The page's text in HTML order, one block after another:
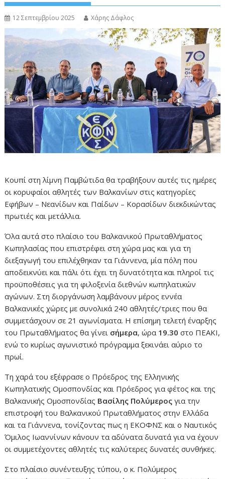
12 Σεπτεμβρίου 2025 Χάρης Δάφλος
Κουπί στη λίμνη Παμβώτιδα θα τραβήξουν αυτές τις ημέρες
οι κορυφαίοι αθλητές των Βαλκανίων στις κατηγορίες
Εφήβων – Νεανίδων και Παίδων – Κορασίδων διεκδικώντας
πρωτιές και μετάλλια.
Όλα αυτά στο πλαίσιο του Βαλκανικού Πρωταθλήματος
Κωπηλασίας που επιστρέφει στη χώρα μας και για τη
διεξαγωγή του επιλέχθηκαν τα Γιάννενα, μία πόλη που
αποδεικνύει και πάλι ότι έχει τη δυνατότητα και πληροί τις
προϋποθέσεις για τη φιλοξενία διεθνών κωπηλατικών
αγώνων. Στη διοργάνωση λαμβάνουν μέρος εννέα
Βαλκανικές χώρες με συνολικά 240 αθλητές/τριες που θα
συμμετάσχουν σε 21 αγωνίσματα. Η επίσημη τελετή έναρξης
του Πρωταθλήματος θα γίνει σήμερα, ώρα 19.30 στο ΠΕΑΚΙ,
ενώ το κυρίως αγωνιστικό πρόγραμμα ξεκινάει αύριο το
πρωί.
Tη χαρά του εξέφρασε ο Πρόεδρος της Ελληνικής
Κωπηλατικής Ομοσπονδίας και Πρόεδρος για φέτος και της
Βαλκανικής Ομοσπονδίας Βασίλης Πολύμερος για την
επιστροφή του Βαλκανικού Πρωταθλήματος στην Ελλάδα
και τα Γιάννενα, τονίζοντας πως η ΕΚΟΦΝΣ και ο Ναυτικός
Όμιλος Ιωαννίνων κάνουν τα αδύνατα δυνατά για να έχουν
οι συμμετέχοντες αθλητές τις καλύτερες δυνατές συνθήκες.
Στο πλαίσιο συνέντευξης τύπου, ο κ. Πολύμερος